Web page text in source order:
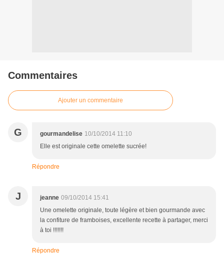
Commentaires
Ajouter un commentaire
G gourmandelise 10/10/2014 11:10
Elle est originale cette omelette sucrée!
Répondre
J jeanne 09/10/2014 15:41
Une omelette originale, toute légère et bien gourmande avec
la confiture de framboises, excellente recette à partager, merci
à toi !!!!!!!
Répondre